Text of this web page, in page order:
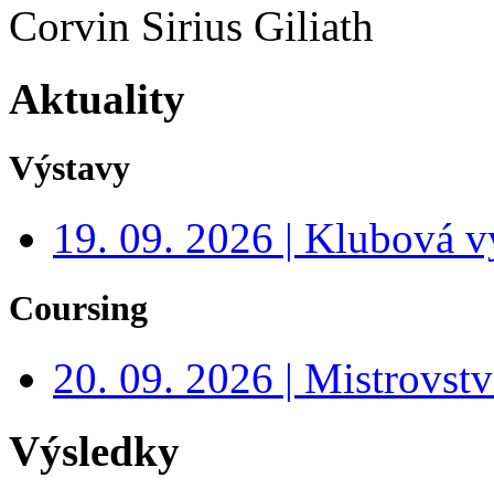
Corvin Sirius Giliath
Aktuality
Výstavy
19. 09. 2026 | Klubová
Coursing
20. 09. 2026 |
Výsledky